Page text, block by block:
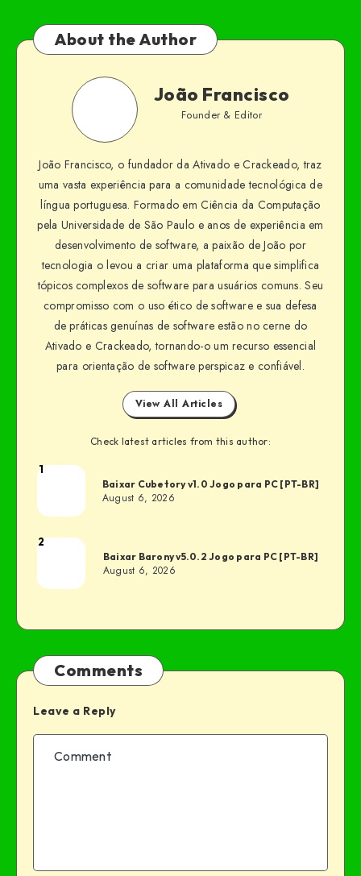
About the Author
João Francisco
Founder & Editor
João Francisco, o fundador da Ativado e Crackeado, traz
uma vasta experiência para a comunidade tecnológica de
língua portuguesa. Formado em Ciência da Computação
pela Universidade de São Paulo e anos de experiência em
desenvolvimento de software, a paixão de João por
tecnologia o levou a criar uma plataforma que simplifica
tópicos complexos de software para usuários comuns. Seu
compromisso com o uso ético de software e sua defesa
de práticas genuínas de software estão no cerne do
Ativado e Crackeado, tornando-o um recurso essencial
para orientação de software perspicaz e confiável.
View All Articles
Check latest articles from this author:
1
Baixar Cubetory v1.0 Jogo para PC [PT-BR]
August 6, 2026
2
Baixar Barony v5.0.2 Jogo para PC [PT-BR]
August 6, 2026
Comments
Leave a Reply